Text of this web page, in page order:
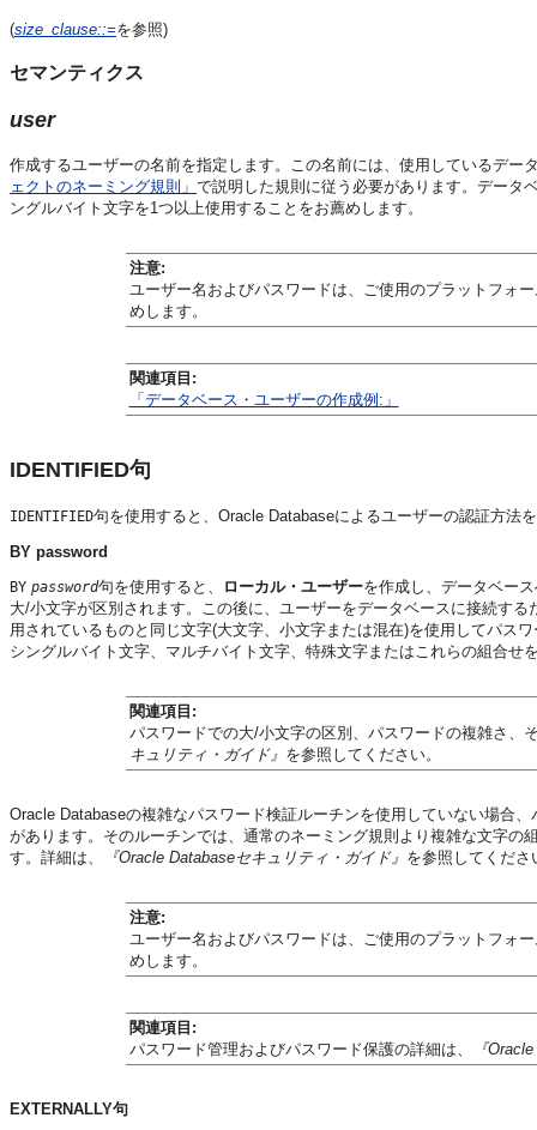
(size_clause::=を参照)
セマンティクス
user
作成するユーザーの名前を指定します。この名前には、使用しているデ
ェクトのネーミング規則」 で説明した規則に従う必要があります。データ
ングルバイト文字を1つ以上使用することをお薦めします。
注意:
ユーザー名およびパスワードは、ご使用のプラットフォ
めします。
関連項目:
「データベース・ユーザーの作成例:」
IDENTIFIED句
IDENTIFIED句を使用すると、Oracle Databaseによるユーザーの認証方法
BY password
BY password句を使用すると、 ローカル・ユーザーを作成し、データベー
大/小文字が区別されます。この後に、ユーザーをデータベースに接続する
用されているものと同じ文字(大文字、小文字または混在)を使用してパス
シングルバイト文字、マルチバイト文字、特殊文字またはこれらの組合せ
関連項目:
パスワードでの大/小文字の区別、パスワードの複雑さ、
キュリティ・ガイド』 を参照してください。
Oracle Databaseの複雑なパスワード検証ルーチンを使用していない場合、
があります。そのルーチンでは、通常のネーミング規則より複雑な文字の
す。詳細は、
『Oracle Databaseセキュリティ・ガイド』 を参照してくださ
注意:
ユーザー名およびパスワードは、ご使用のプラットフォ
めします。
関連項目:
パスワード管理およびパスワード保護の詳細は、
『
EXTERNALLY句